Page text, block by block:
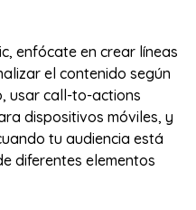
enfócate en crear líneas
el contenido según
usar call-to-actions
dispositivos móviles, y
tu audiencia está
diferentes elementos